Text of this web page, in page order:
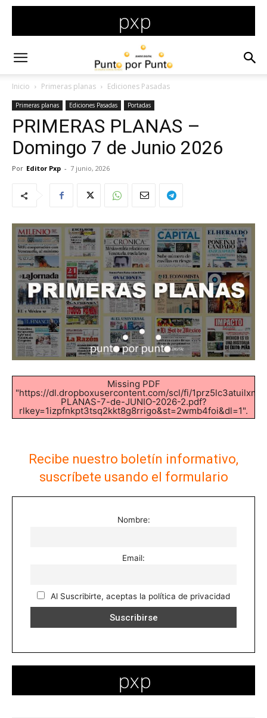
Inicio Primeras planas Ediciones Pasadas
Primeras planas Ediciones Pasadas Portadas
PRIMERAS PLANAS –
Domingo 7 de Junio 2026
Por Editor Pxp - 7 junio, 2026
Missing PDF
"https://dl.dropboxusercontent.com/scl/fi/
PLANAS-7-de-JUNIO-2026-2.pdf?
rlkey=1izpfnkpt3tsq2kkt8g8rrigo&st=2wmb4foi&dl=1".
Recibe nuestro boletín informativo,
suscríbete usando el formulario
Nombre:
Email:
Al Suscribirte, aceptas la política de privacidad